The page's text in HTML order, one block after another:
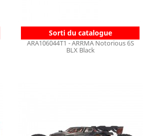
Sorti du catalogue
ARA106044T1 - ARRMA Notorious 6S
BLX Black